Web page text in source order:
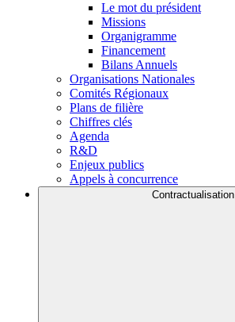
Le mot du président
Missions
Organigramme
Financement
Bilans Annuels
Organisations Nationales
Comités Régionaux
Plans de filière
Chiffres clés
Agenda
R&D
Enjeux publics
Appels à concurrence
Contractualisation